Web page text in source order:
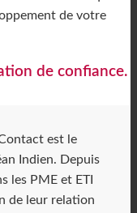
de votre
de confiance.
est le
Indien. Depuis
les PME et ETI
de leur relation